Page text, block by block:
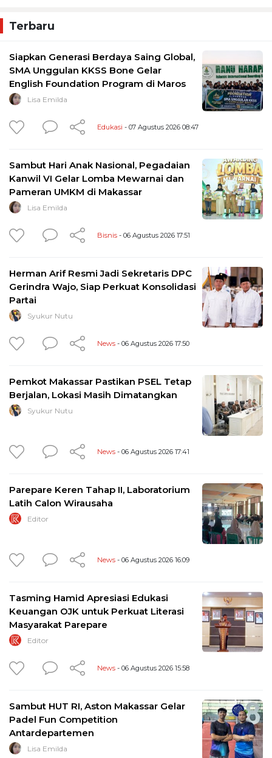
Terbaru
Siapkan Generasi Berdaya Saing Global,
SMA Unggulan KKSS Bone Gelar
English Foundation Program di Maros
Lisa Emilda
Edukasi - 07 Agustus 2026 08:47
Sambut Hari Anak Nasional, Pegadaian
Kanwil VI Gelar Lomba Mewarnai dan
Pameran UMKM di Makassar
Lisa Emilda
Bisnis - 06 Agustus 2026 17:51
Herman Arif Resmi Jadi Sekretaris DPC
Gerindra Wajo, Siap Perkuat Konsolidasi
Partai
Syukur Nutu
News - 06 Agustus 2026 17:50
Pemkot Makassar Pastikan PSEL Tetap
Berjalan, Lokasi Masih Dimatangkan
Syukur Nutu
News - 06 Agustus 2026 17:41
Parepare Keren Tahap II, Laboratorium
Latih Calon Wirausaha
Editor
News - 06 Agustus 2026 16:09
Tasming Hamid Apresiasi Edukasi
Keuangan OJK untuk Perkuat Literasi
Masyarakat Parepare
Editor
News - 06 Agustus 2026 15:58
Sambut HUT RI, Aston Makassar Gelar
Padel Fun Competition
Antardepartemen
Lisa Emilda